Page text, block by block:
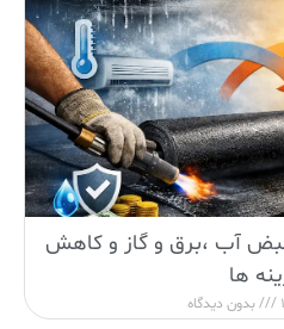
قبض آب ،برق و گاز و کاهش
ها
بدون دیدگاه